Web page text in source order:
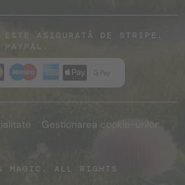
ESTE ASIGURATĂ DE STRIPE,
PAYPAL.
Gestionarea cookie-urilor
MAGIC. ALL RIGHTS